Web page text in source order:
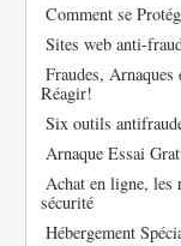
Comment se
Sites web anti-
Fraudes, Arnaques
Réagir!
Six outils
Arnaque Essai
Achat en ligne, les
sécurité
Hébergement